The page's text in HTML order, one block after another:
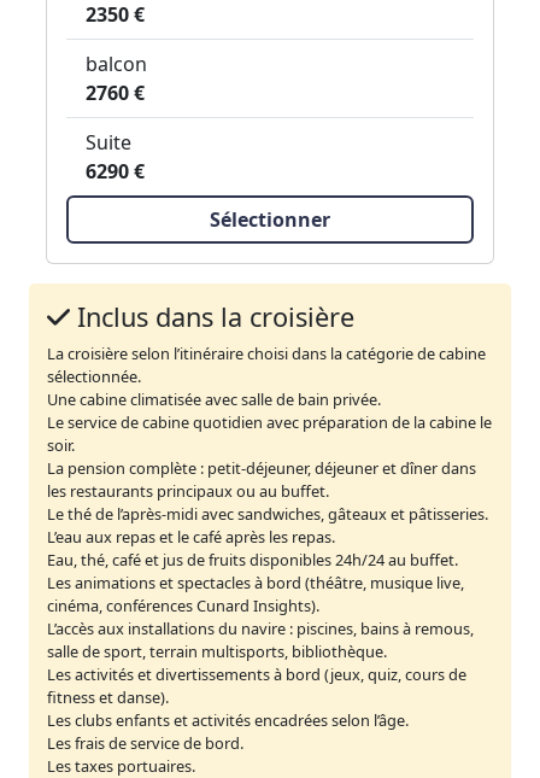
2350 €
balcon
2760 €
Suite
6290 €
Sélectionner
Inclus dans la croisière
La croisière selon l’itinéraire choisi dans la catégorie de cabine
sélectionnée.
Une cabine climatisée avec salle de bain privée.
Le service de cabine quotidien avec préparation de la cabine le
soir.
La pension complète : petit-déjeuner, déjeuner et dîner dans
les restaurants principaux ou au buffet.
Le thé de l’après-midi avec sandwiches, gâteaux et pâtisseries.
L’eau aux repas et le café après les repas.
Eau, thé, café et jus de fruits disponibles 24h/24 au buffet.
Les animations et spectacles à bord (théâtre, musique live,
cinéma, conférences Cunard Insights).
L’accès aux installations du navire : piscines, bains à remous,
salle de sport, terrain multisports, bibliothèque.
Les activités et divertissements à bord (jeux, quiz, cours de
fitness et danse).
Les clubs enfants et activités encadrées selon l’âge.
Les frais de service de bord.
Les taxes portuaires.